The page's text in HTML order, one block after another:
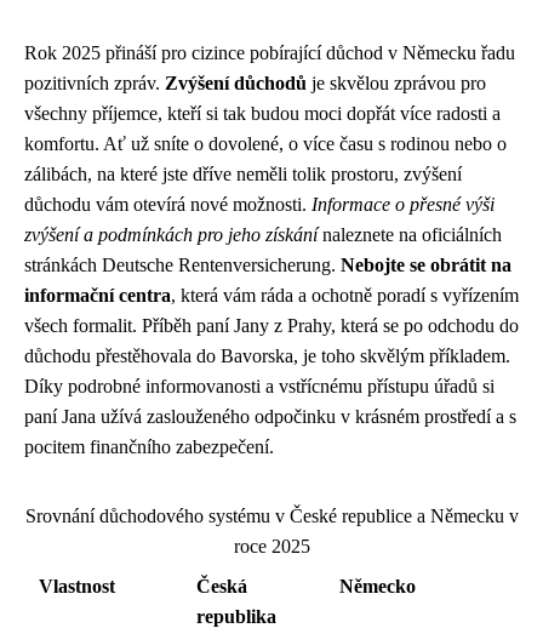
Rok 2025 přináší pro cizince pobírající důchod v Německu řadu
pozitivních zpráv. Zvýšení důchodů je skvělou zprávou pro
všechny příjemce, kteří si tak budou moci dopřát více radosti a
komfortu. Ať už sníte o dovolené, o více času s rodinou nebo o
zálibách, na které jste dříve neměli tolik prostoru, zvýšení
důchodu vám otevírá nové možnosti. Informace o přesné výši
zvýšení a podmínkách pro jeho získánínaleznete na oficiálních
stránkách Deutsche Rentenversicherung. Nebojte se obrátit na
informační centra, která vám ráda a ochotně poradí s vyřízením
všech formalit. Příběh paní Jany z Prahy, která se po odchodu do
důchodu přestěhovala do Bavorska, je toho skvělým příkladem.
Díky podrobné informovanosti a vstřícnému přístupu úřadů si
paní Jana užívá zaslouženého odpočinku v krásném prostředí a s
pocitem finančního zabezpečení.
Srovnání důchodového systému v České republice a Německu v
roce 2025
Vlastnost
Česká
republika
Německo